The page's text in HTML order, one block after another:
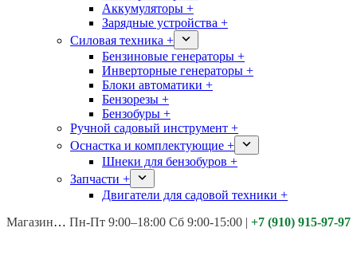
Аккумуляторы +
Зарядные устройства +
Силовая техника +
Бензиновые генераторы +
Инверторные генераторы +
Блоки автоматики +
Бензорезы +
Бензобуры +
Ручной садовый инструмент +
Оснастка и комплектующие +
Шнеки для бензобуров +
Запчасти +
Двигатели для садовой техники +
Магазины: Калуга ул. Московская д.113
Пн-Пт 9:00–18:00 Сб 9:00-15:00 | +7 (910) 915-97-97